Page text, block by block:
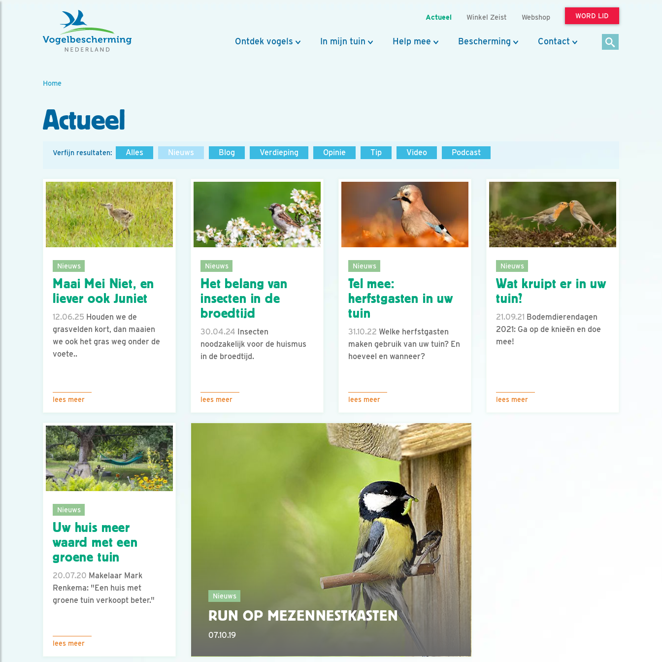
Actueel Winkel Zeist Webshop WORD LID
Ontdek vogels In mijn tuin Help mee Bescherming Contact
Home
Actueel
Verfijn resultaten: Alles Nieuws Blog Verdieping Opinie Tip Video Podcast
Nieuws
Maai Mei Niet, en
liever ook Juniet
12.06.25 Houden we de
grasvelden kort, dan maaien
we ook het gras weg onder de
voete..
lees meer
Nieuws
Het belang van
insecten in de
broedtijd
30.04.24 Insecten
noodzakelijk voor de huismus
in de broedtijd.
lees meer
Nieuws
Tel mee:
herfstgasten in uw
tuin
31.10.22 Welke herfstgasten
maken gebruik van uw tuin? En
hoeveel en wanneer?
lees meer
Nieuws
Wat kruipt er in uw
tuin?
21.09.21 Bodemdierendagen
2021: Ga op de knieën en doe
mee!
lees meer
Nieuws
Uw huis meer
waard met een
groene tuin
20.07.20 Makelaar Mark
Renkema: "Een huis met
groene tuin verkoopt beter."
lees meer
Nieuws
RUN OP MEZENNESTKASTEN
07.10.19